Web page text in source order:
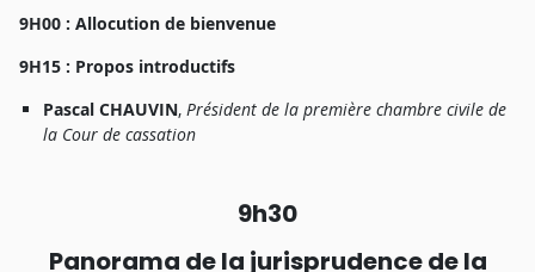
9H00 : Allocution de bienvenue
9H15 : Propos introductifs
Pascal CHAUVIN, Président de la première chambre civile de
la Cour de cassation
9h30
Panorama dela jurisprudencedela